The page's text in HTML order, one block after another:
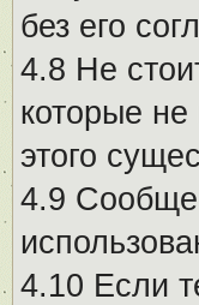
без его
4.8 Не
которые
этого
4.9
4.10 Если